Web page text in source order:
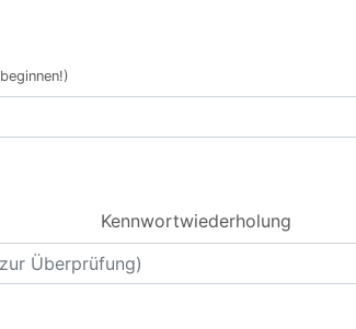
Kennwortwiederholung